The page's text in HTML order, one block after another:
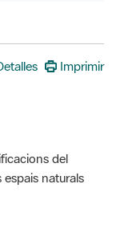
Imprimir
del
naturals